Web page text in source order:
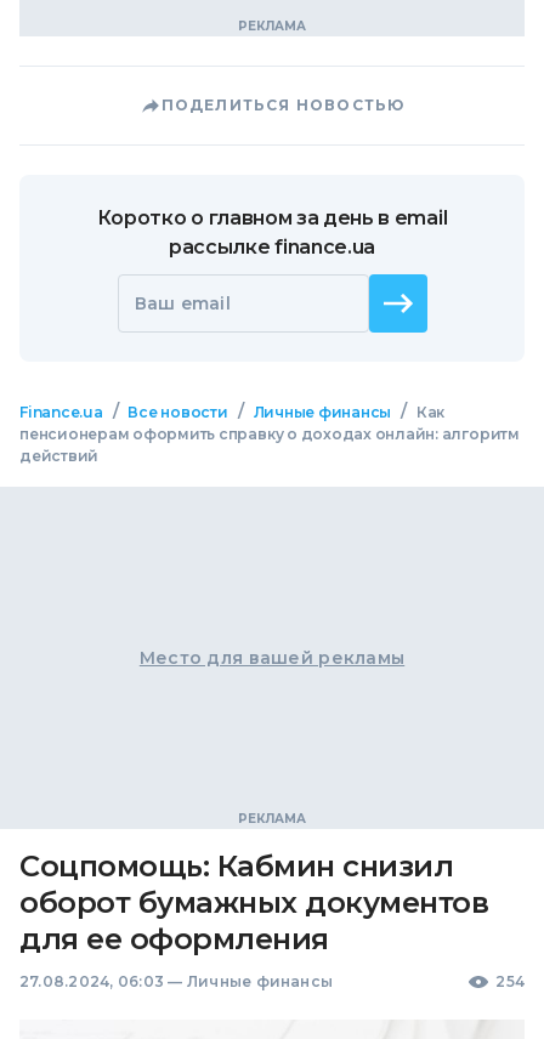
ПОДЕЛИТЬСЯ НОВОСТЬЮ
Коротко о главном за день в email
рассылке finance.ua
Ваш email
Finance.ua / Все новости / Личные финансы /
Как
пенсионерам оформить справку о доходах онлайн: алгоритм
действий
Место для вашей рекламы
Соцпомощь: Кабмин снизил
оборот бумажных документов
для ее оформления
27.08.2024, 06:03 — Личные финансы 254